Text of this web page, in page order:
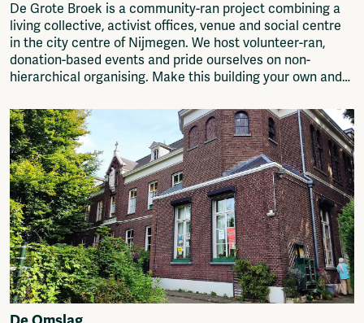
De Grote Broek is a community-ran project combining a
living collective, activist offices, venue and social centre
in the city centre of Nijmegen. We host volunteer-ran,
donation-based events and pride ourselves on non-
hierarchical organising. Make this building your own and